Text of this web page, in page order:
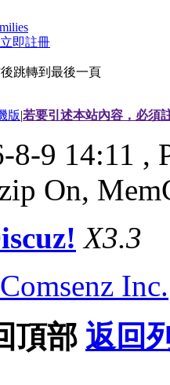
立即註冊
跳轉到最後一頁
版|若要引述本站內容，必須
8-9 14:11 ,
On,
X3.3
Comsenz Inc.
頂部 返回